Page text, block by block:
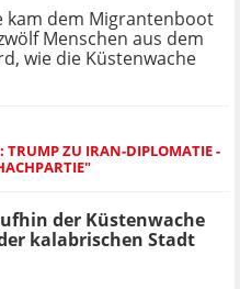
kam dem Migrantenboot
Menschen aus dem
wie die Küstenwache
TRUMP ZU IRAN-DIPLOMATIE -
der Küstenwache
kalabrischen Stadt